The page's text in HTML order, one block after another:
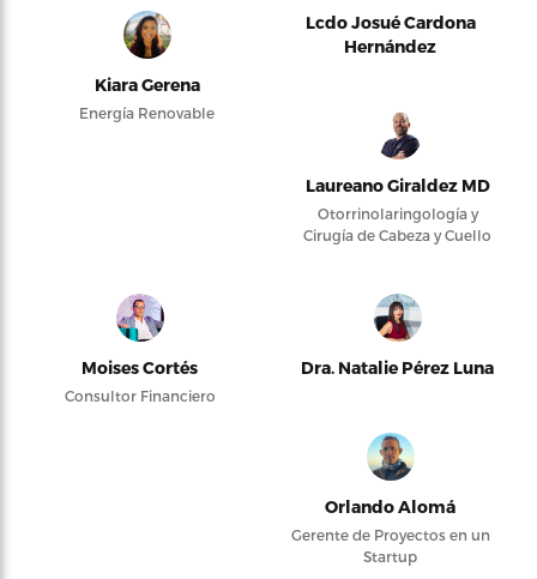
Kiara Gerena
Energía Renovable
Lcdo Josué Cardona
Hernández
Laureano Giraldez MD
Otorrinolaringología y
Cirugía de Cabeza y Cuello
Moises Cortés
Consultor Financiero
Dra. Natalie Pérez Luna
Orlando Alomá
Gerente de Proyectos en un
Startup